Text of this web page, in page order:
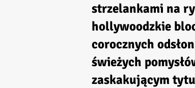
strzelankami na
hollywoodzkie
corocznych
świeżych
zaskakującym